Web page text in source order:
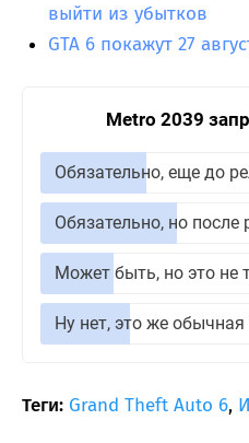
выйти из убытков
GTA 6 покажут 27
Metro 2039
Обязательно, еще до
Обязательно, но после
Может быть, но это не
Ну нет, это же обычная
Теги: Grand Theft Auto 6,